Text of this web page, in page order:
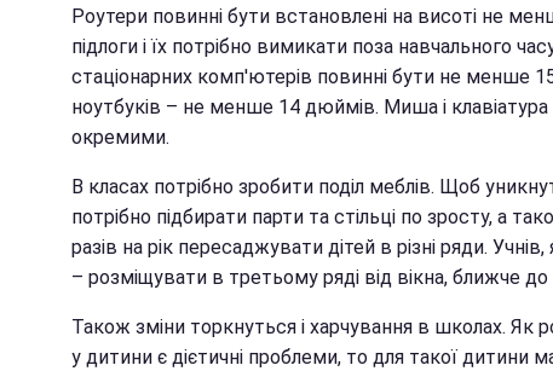
Роутери повинні бути встановлені на висоті не
підлоги і їх потрібно вимикати поза навчального
стаціонарних комп'ютерів повинні бути не менше
ноутбуків – не менше 14 дюймів. Миша і клавіатура
окремими.
В класах потрібно зробити поділ меблів. Щоб
потрібно підбирати парти та стільці по зросту, а
разів на рік пересаджувати дітей в різні ряди.
– розміщувати в третьому ряді від вікна, ближче до
Також зміни торкнуться і харчування в школах. Як
у дитини є дієтичні проблеми, то для такої дитини